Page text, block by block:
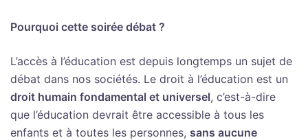
Pourquoi cette soirée débat ?
L’accès à l’éducation est depuis longtemps un sujet de
débat dans nos sociétés. Le droit à l’éducation est un
droit humain fondamental et universel, c’est-à-dire
que l’éducation devrait être accessible à tous les
enfants et à toutes les personnes, sans aucune